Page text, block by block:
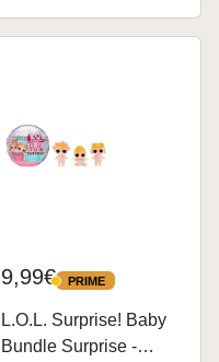
sorpresas, Accesorios,
9,99€ PRIME
PRIME
L.O.L. Surprise! Baby
Bundle Surprise -